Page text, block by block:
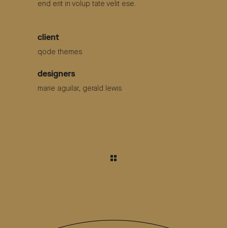
end erit in volup tate velit ese.
client
qode themes
designers
marie aguilar, gerald lewis